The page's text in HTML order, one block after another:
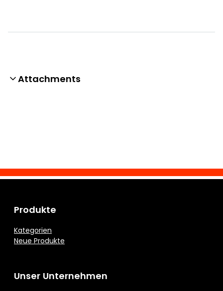
Attachments
Produkte
Kategorien
Neue Produkte
Unser Unternehmen